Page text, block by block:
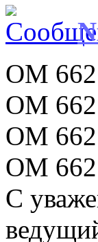
ОМ
ОМ
OM
ОМ
С